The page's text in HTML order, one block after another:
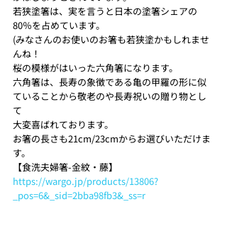
若狭塗箸は、実を言うと日本の塗箸シェアの
80％を占めています。
(みなさんのお使いのお箸も若狭塗かもしれませ
んね！
桜の模様がはいった六角箸になります。
六角箸は、長寿の象徴である亀の甲羅の形に似
ていることから敬老のや長寿祝いの贈り物とし
て
大変喜ばれております。
お箸の長さも21cm/23cmからお選びいただけま
す。
【食洗夫婦箸-金紋・藤】
https://wargo.jp/products/13806?
_pos=6&_sid=2bba98fb3&_ss=r